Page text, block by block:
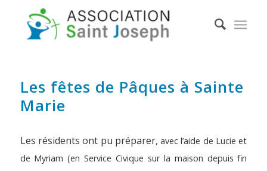
Les fêtes de Pâques à Sainte
Marie
Les résidents ont pu préparer, avec l’aide de Lucie et
de Myriam (en Service Civique sur la maison depuis fin